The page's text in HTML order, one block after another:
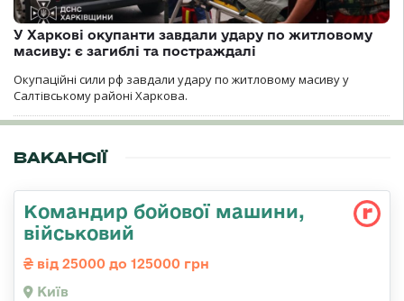
У Харкові окупанти завдали удару по житловому
масиву: є загиблі та постраждалі
Окупаційні сили рф завдали удару по житловому масиву у
Салтівському районі Харкова.
ВАКАНСІЇ
Командиp бойової машини,
військовий
від 25000 до 125000 грн
Київ